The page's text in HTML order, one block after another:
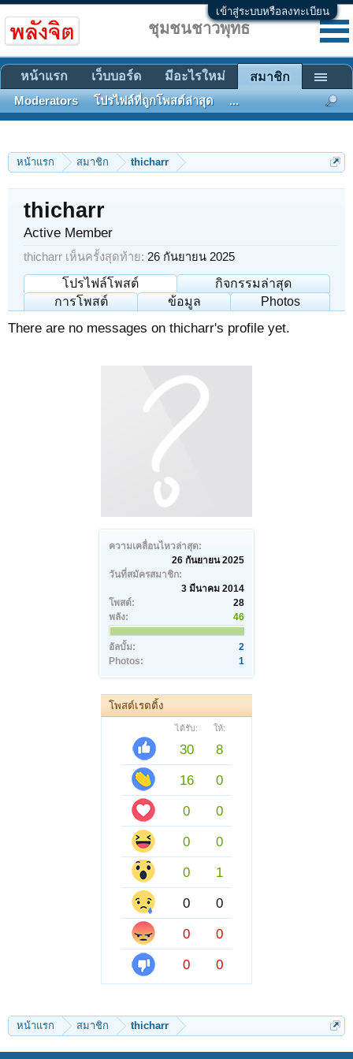
เข้าสู่ระบบหรือลงทะเบียน
หน้าแรก สมาชิก thicharr
ความเคลื่อนไหวล่าสุด:
26 กันยายน 2025
วันที่สมัครสมาชิก:
3 มีนาคม 2014
โพสต์:
28
พลัง:
46
อัลบั้ม:
2
Photos:
1
โพสต์เรตติ้ง
ได้รับ: ให้:
30
8
16
0
0
0
0
0
0
1
0
0
0
0
0
0
thicharr
Active Member
thicharr เห็นครั้งสุดท้าย: 26 กันยายน 2025
โปรไฟล์โพสต์
กิจกรรมล่าสุด
การโพสต์
ข้อมูล Photos
There are no messages on thicharr's profile yet.
หน้าแรก สมาชิก thicharr
ชุมชนชาวพุทธ
หน้าแรก เว็บบอร์ด มีอะไรใหม่ สมาชิก
Moderators โปรไฟล์ที่ถูกโพสต์ล่าสุด ...